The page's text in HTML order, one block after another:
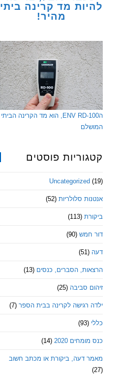
להיות מד קרינה ביתי
מהיר!
הENV RD-100, הוא מד הקרינה הביתי
המושלם
קטגוריות פוסטים
Uncategorized (19)
אנטנות סלולריות (52)
ביקורת (113)
דור חמש (90)
דעה (51)
הרצאות, הסברים, כנסים (13)
זיהום סביבה (25)
ילדה רגישה לקרינה בבית הספר (7)
כללי (93)
כנס מומחים 2020 (14)
מאמר דעה, ביקורת או מכתב חשוב
(27)